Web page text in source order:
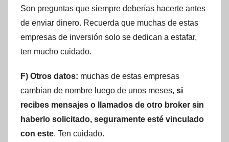
Son preguntas que siempre deberías hacerte antes
de enviar dinero. Recuerda que muchas de estas
empresas de inversión solo se dedican a estafar,
ten mucho cuidado.
F) Otros datos: muchas de estas empresas
cambian de nombre luego de unos meses, si
recibes mensajes o llamados de otro broker sin
haberlo solicitado, seguramente esté vinculado
con este. Ten cuidado.